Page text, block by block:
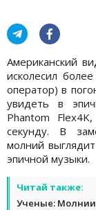
Американский
исколесил
оператор) в
увидеть в
Phantom
секунду. В
молний
эпичной музыки.
Читай также:
Ученые: